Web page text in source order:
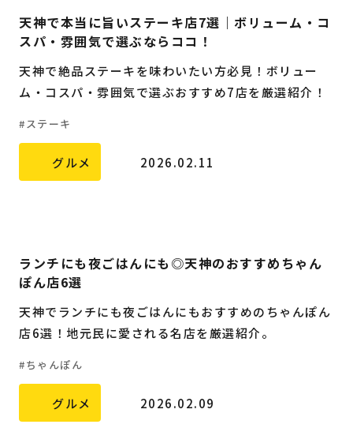
天神で本当に旨いステーキ店7選｜ボリューム・コ
スパ・雰囲気で選ぶならココ！
天神で絶品ステーキを味わいたい方必見！ボリュー
ム・コスパ・雰囲気で選ぶおすすめ7店を厳選紹介！
ステーキ
グルメ 2026.02.11
ランチにも夜ごはんにも◎天神のおすすめちゃん
ぽん店6選
天神でランチにも夜ごはんにもおすすめのちゃんぽん
店6選！地元民に愛される名店を厳選紹介。
ちゃんぽん
グルメ 2026.02.09